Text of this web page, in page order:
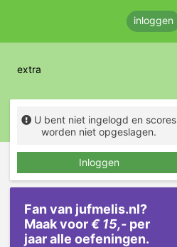
inloggen
extra
U bent niet ingelogd en scores
worden niet opgeslagen.
Inloggen
Fan van jufmelis.nl?
Maak voor€ 15,- per
jaar alle oefeningen.